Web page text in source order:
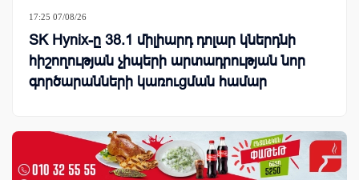
17:25 07/08/26
SK Hynix-ը 38.1 միլիարդ դոլար կներդնի
հիշողության չիպերի արտադրության նոր
գործարանների կառուցման համար